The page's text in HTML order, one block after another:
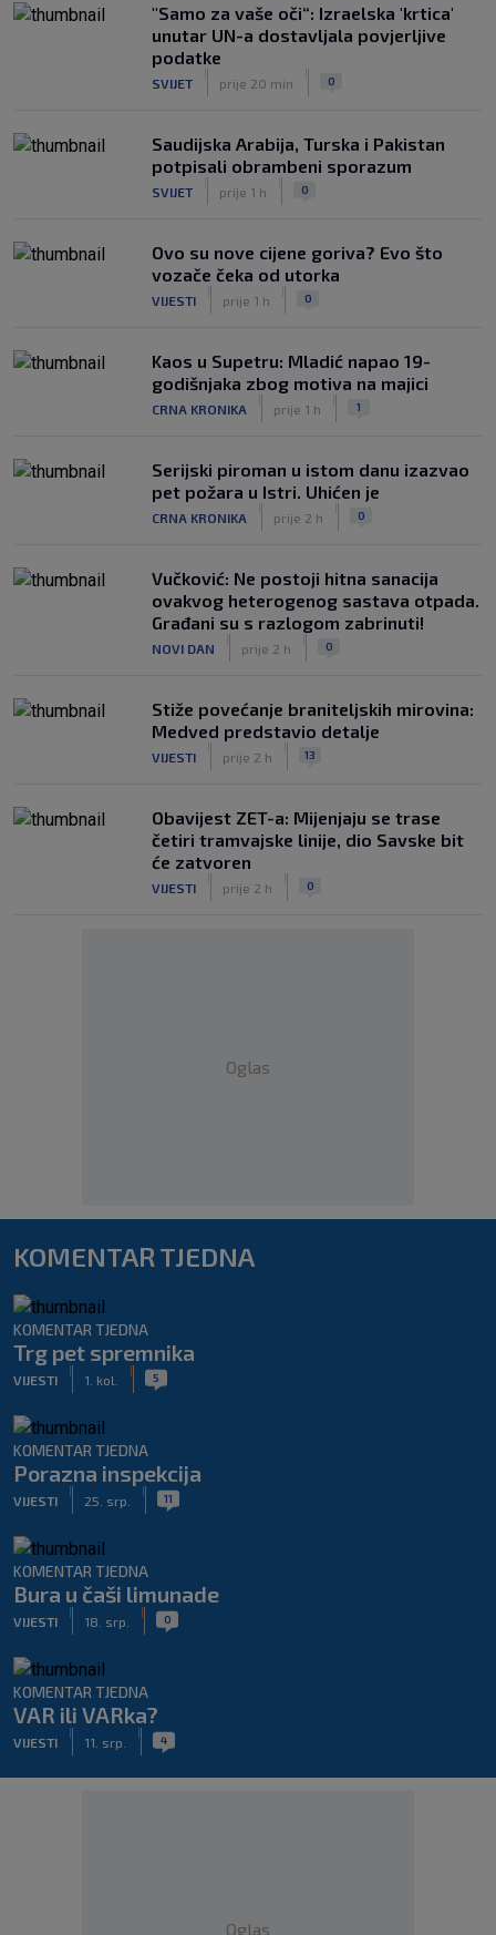
otvaranju Ramljakova turnira
SK prije 5 h
Trener Žalgirisa ne odustaje: ‘Vidi se
razlika u kvaliteti, ali pokušat ćemo
SK prije 5 h
"Samo za vaše oči“: Izraelska 'krtica'
unutar UN-a dostavljala povjerljive
podatke
SVIJET prije 20 min 0
Saudijska Arabija, Turska i Pakistan
potpisali obrambeni sporazum
SVIJET prije 1 h 0
Ovo su nove cijene goriva? Evo što
vozače čeka od utorka
VIJESTI prije 1 h 0
Kaos u Supetru: Mladić napao 19-
godišnjaka zbog motiva na majici
CRNA KRONIKA prije 1 h 1
Serijski piroman u istom danu izazvao
pet požara u Istri. Uhićen je
CRNA KRONIKA prije 2 h 0
Vučković: Ne postoji hitna sanacija
ovakvog heterogenog sastava otpada.
Građani su s razlogom zabrinuti!
NOVI DAN prije 2 h 0
Stiže povećanje braniteljskih mirovina:
Medved predstavio detalje
VIJESTI prije 2 h 13
Obavijest ZET-a: Mijenjaju se trase
četiri tramvajske linije, dio Savske bit
će zatvoren
VIJESTI prije 2 h 0
Oglas
KOMENTAR TJEDNA
KOMENTAR TJEDNA
Trg pet spremnika
VIJESTI 1. kol. 5
KOMENTAR TJEDNA
Porazna inspekcija
VIJESTI 25. srp. 11
KOMENTAR TJEDNA
Bura u čaši limunade
VIJESTI 18. srp. 0
KOMENTAR TJEDNA
VAR ili VARka?
VIJESTI 11. srp. 4
Oglas